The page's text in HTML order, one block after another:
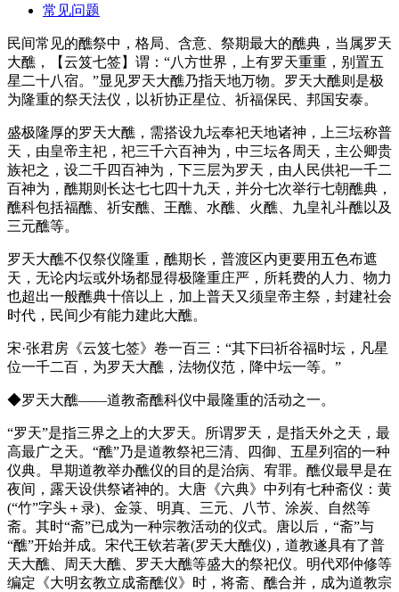
常见问题
民间常见的醮祭中，格局、含意、祭期最大的醮典，当属罗天
大醮，【云笈七签】谓：“八方世界，上有罗天重重，别置五
星二十八宿。”显见罗天大醮乃指天地万物。罗天大醮则是极
为隆重的祭天法仪，以祈协正星位、祈福保民、邦国安泰。
盛极隆厚的罗天大醮，需搭设九坛奉祀天地诸神，上三坛称普
天，由皇帝主祀，祀三千六百神为，中三坛各周天，主公卿贵
族祀之，设二千四百神为，下三层为罗天，由人民供祀一千二
百神为，醮期则长达七七四十九天，并分七次举行七朝醮典，
醮科包括福醮、祈安醮、王醮、水醮、火醮、九皇礼斗醮以及
三元醮等。
罗天大醮不仅祭仪隆重，醮期长，普渡区内更要用五色布遮
天，无论内坛或外场都显得极隆重庄严，所耗费的人力、物力
也超出一般醮典十倍以上，加上普天又须皇帝主祭，封建社会
时代，民间少有能力建此大醮。
宋·张君房《云笈七签》卷一百三：“其下曰祈谷福时坛，凡星
位一千二百，为罗天大醮，法物仪范，降中坛一等。”
◆罗天大醮——道教斋醮科仪中最隆重的活动之一。
“罗天”是指三界之上的大罗天。所谓罗天，是指天外之天，最
高最广之天。“醮”乃是道教祭祀三清、四御、五星列宿的一种
仪典。早期道教举办醮仪的目的是治病、宥罪。醮仪最早是在
夜间，露天设供祭诸神的。大唐《六典》中列有七种斋仪：黄
(“竹”字头＋录)、金箓、明真、三元、八节、涂炭、自然等
斋。其时“斋”已成为一种宗教活动的仪式。唐以后，“斋”与
“醮”开始并成。宋代王钦若著(罗天大醮仪)，道教遂具有了普
天大醮、周天大醮、罗天大醮等盛大的祭祀仪。明代邓仲修等
编定《大明玄教立成斋醮仪》时，将斋、醮合并，成为道教宗